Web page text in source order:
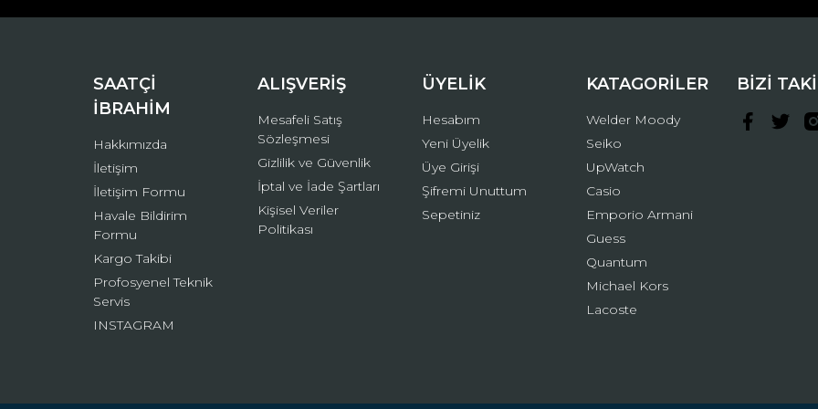
Bu ürüne benzer farklı alternatifler olmalı.
Gönder
SAATÇİ
İBRAHİM
Hakkımızda
İletişim
İletişim Formu
Havale Bildirim
Formu
Kargo Takibi
Profosyenel Teknik
Servis
INSTAGRAM
ALIŞVERİŞ
Mesafeli Satış
Sözleşmesi
Gizlilik ve Güvenlik
İptal ve İade Şartları
Kişisel Veriler
Politikası
ÜYELİK
Hesabım
Yeni Üyelik
Üye Girişi
Şifremi Unuttum
Sepetiniz
KATAGORİLER
Welder Moody
Seiko
UpWatch
Casio
Emporio Armani
Guess
Quantum
Michael Kors
Lacoste
BİZİ